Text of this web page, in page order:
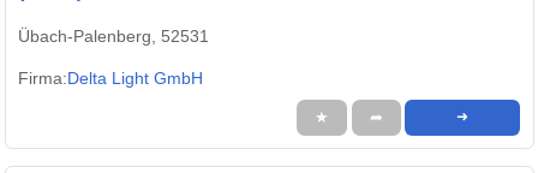
Übach-Palenberg, 52531
Firma:Delta Light GmbH
★ ➦ ➜